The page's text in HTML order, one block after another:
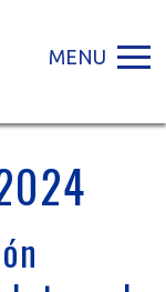
MENU